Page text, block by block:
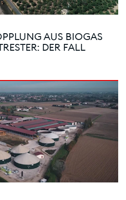
AUS BIOGAS
DER FALL